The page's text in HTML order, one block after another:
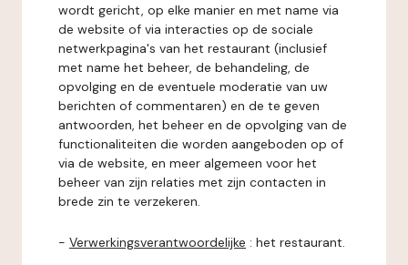
wordt gericht, op elke manier en met name via
de website of via interacties op de sociale
netwerkpagina's van het restaurant (inclusief
met name het beheer, de behandeling, de
opvolging en de eventuele moderatie van uw
berichten of commentaren) en de te geven
antwoorden, het beheer en de opvolging van de
functionaliteiten die worden aangeboden op of
via de website, en meer algemeen voor het
beheer van zijn relaties met zijn contacten in
brede zin te verzekeren.
- Verwerkingsverantwoordelijke : het restaurant.